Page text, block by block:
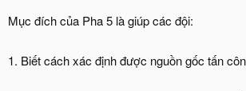
Mục đích của Pha 5 là giúp các đội:
1. Biết cách xác định được nguồn gốc tấn